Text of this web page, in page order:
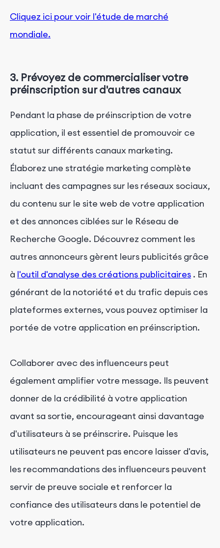
Cliquez ici pour voir l'étude de marché
mondiale.
3. Prévoyez de commercialiser votre
préinscription sur d'autres canaux
Pendant la phase de préinscription de votre
application, il est essentiel de promouvoir ce
statut sur différents canaux marketing.
Élaborez une stratégie marketing complète
incluant des campagnes sur les réseaux sociaux,
du contenu sur le site web de votre application
et des annonces ciblées sur le Réseau de
Recherche Google. Découvrez comment les
autres annonceurs gèrent leurs publicités grâce
à l'outil d'analyse des créations publicitaires . En
générant de la notoriété et du trafic depuis ces
plateformes externes, vous pouvez optimiser la
portée de votre application en préinscription.
Collaborer avec des influenceurs peut
également amplifier votre message. Ils peuvent
donner de la crédibilité à votre application
avant sa sortie, encourageant ainsi davantage
d'utilisateurs à se préinscrire. Puisque les
utilisateurs ne peuvent pas encore laisser d'avis,
les recommandations des influenceurs peuvent
servir de preuve sociale et renforcer la
confiance des utilisateurs dans le potentiel de
votre application.